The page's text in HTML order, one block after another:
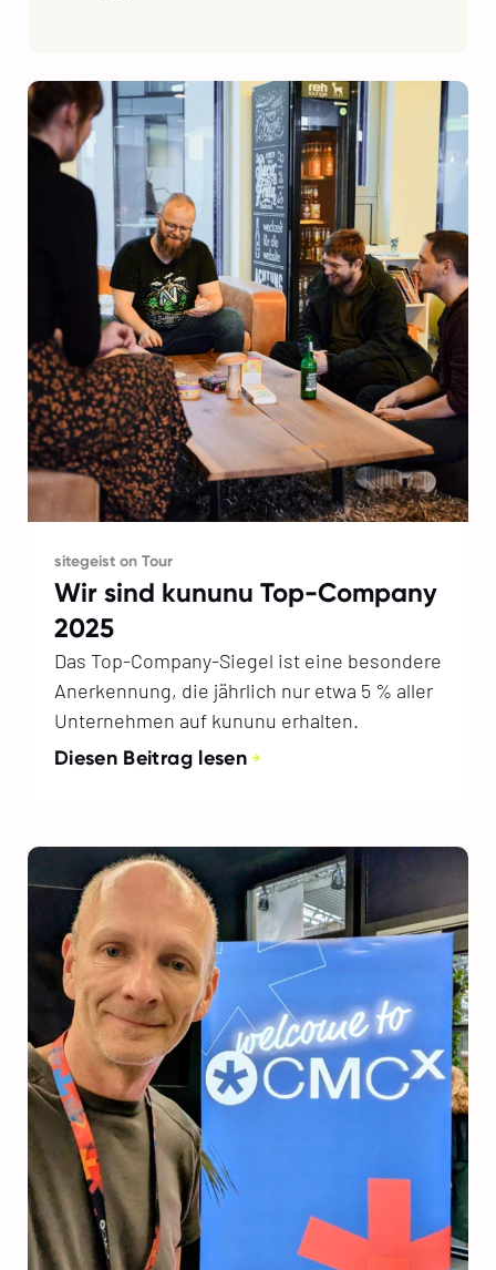
sitegeist on Tour
Wir sind kununu Top-Company
2025
Das Top-Company-Siegel ist eine besondere
Anerkennung, die jährlich nur etwa 5 % aller
Unternehmen auf kununu erhalten.
Diesen Beitrag lesen